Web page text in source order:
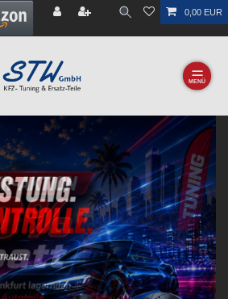
0,00 EUR
☰
Next